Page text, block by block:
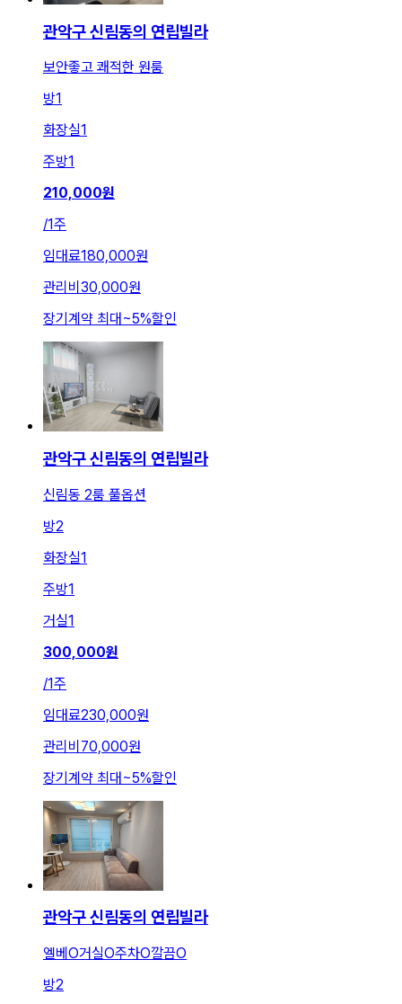
관악구 신림동의 연립빌라
보안좋고 쾌적한 원룸
방1
화장실1
주방1
210,000원
/1주
임대료180,000원
관리비 30,000원
장기계약 최대 ~5%할인
관악구 신림동의 연립빌라
신림동 2룸 풀옵션
방2
화장실1
주방1
거실1
300,000원
/1주
임대료230,000원
관리비 70,000원
장기계약 최대~5%할인
관악구 신림동의 연립빌라
엘베O거실O주차O깔끔O
방2